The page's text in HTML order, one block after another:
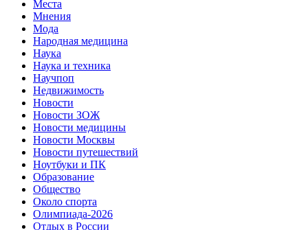
Места
Мнения
Мода
Народная медицина
Наука
Наука и техника
Научпоп
Недвижимость
Новости
Новости ЗОЖ
Новости медицины
Новости Москвы
Новости путешествий
Ноутбуки и ПК
Образование
Общество
Около спорта
Олимпиада-2026
Отдых в России